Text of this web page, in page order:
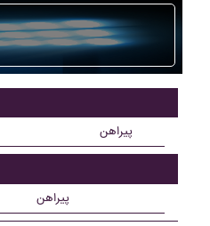
پیراهن
پیراهن